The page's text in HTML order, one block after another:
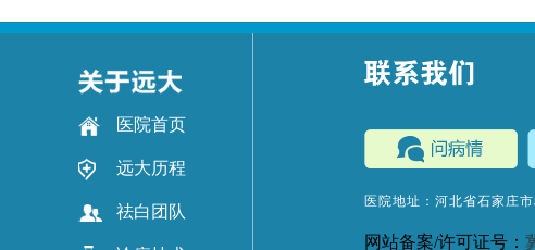
医院首页
远大历程
祛白团队
医院地址：河北省石家庄
网站备案/许可证号：